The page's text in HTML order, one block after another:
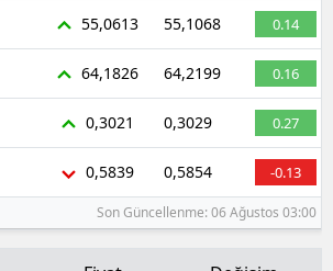
Şanlıurfa
Uşak
Van
Zonguldak
55,0613 55,1068 0.14
64,1826 64,2199 0.16
0,3021 0,3029 0.27
0,5839 0,5854 -0.13
Son Güncellenme: 06 Ağustos 03:00